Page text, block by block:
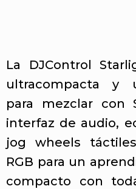
La DJControl
ultracompacta y
para mezclar con
interfaz de audio,
jog wheels
RGB para un
compacto con